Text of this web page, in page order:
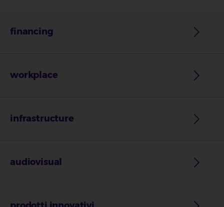
financing
workplace
infrastructure
audiovisual